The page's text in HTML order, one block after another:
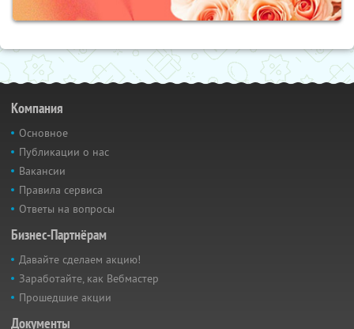
Компания
Основное
Публикации о нас
Вакансии
Правила сервиса
Ответы на вопросы
Бизнес-Партнёрам
Давайте сделаем акцию!
Заработайте, как Вебмастер
Прошедшие акции
Документы